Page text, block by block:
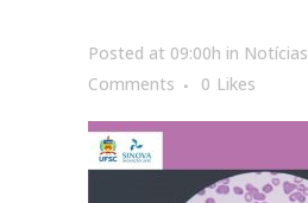
Posted at 09:00h in Notícias
Comments
0 Likes